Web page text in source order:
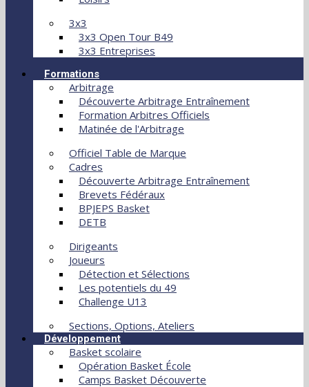
3x3
3x3 Open Tour B49
3x3 Entreprises
Formations
Arbitrage
Découverte Arbitrage Entraînement
Formation Arbitres Officiels
Matinée de l'Arbitrage
Officiel Table de Marque
Cadres
Découverte Arbitrage Entraînement
Brevets Fédéraux
BPJEPS Basket
DETB
Dirigeants
Joueurs
Détection et Sélections
Les potentiels du 49
Challenge U13
Sections, Options, Ateliers
Développement
Basket scolaire
Opération Basket École
Camps Basket Découverte